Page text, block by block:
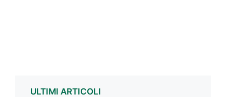
ULTIMI ARTICOLI